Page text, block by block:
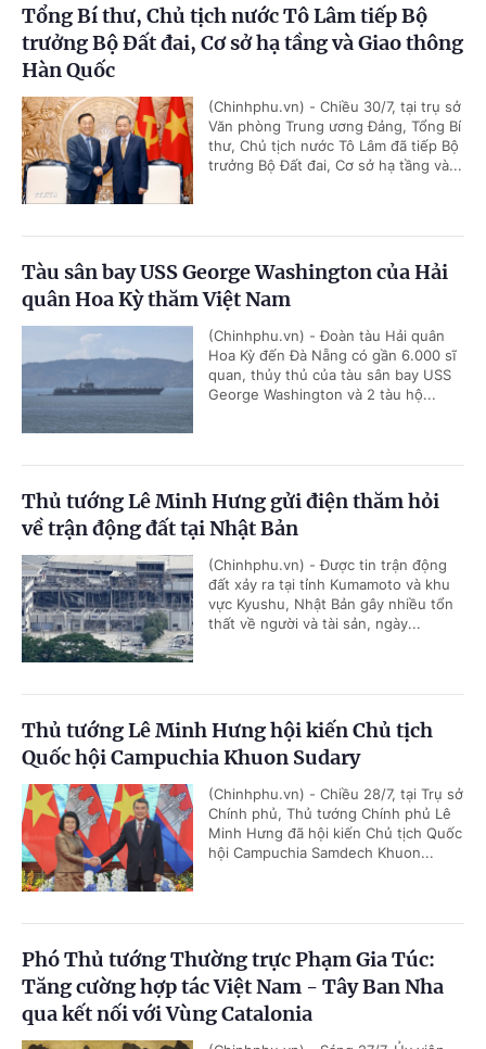
Tổng Bí thư, Chủ tịch nước Tô Lâm tiếp Bộ
trưởng Bộ Đất đai, Cơ sở hạ tầng và Giao thông
Hàn Quốc
(Chinhphu.vn) - Chiều 30/7, tại trụ sở
Văn phòng Trung ương Đảng, Tổng Bí
thư, Chủ tịch nước Tô Lâm đã tiếp Bộ
trưởng Bộ Đất đai, Cơ sở hạ tầng và...
Tàu sân bay USS George Washington của Hải
quân Hoa Kỳ thăm Việt Nam
(Chinhphu.vn) - Đoàn tàu Hải quân
Hoa Kỳ đến Đà Nẵng có gần 6.000 sĩ
quan, thủy thủ của tàu sân bay USS
George Washington và 2 tàu hộ...
Thủ tướng Lê Minh Hưng gửi điện thăm hỏi
về trận động đất tại Nhật Bản
(Chinhphu.vn) - Được tin trận động
đất xảy ra tại tỉnh Kumamoto và khu
vực Kyushu, Nhật Bản gây nhiều tổn
thất về người và tài sản, ngày...
Thủ tướng Lê Minh Hưng hội kiến Chủ tịch
Quốc hội Campuchia Khuon Sudary
(Chinhphu.vn) - Chiều 28/7, tại Trụ sở
Chính phủ, Thủ tướng Chính phủ Lê
Minh Hưng đã hội kiến Chủ tịch Quốc
hội Campuchia Samdech Khuon...
Phó Thủ tướng Thường trực Phạm Gia Túc:
Tăng cường hợp tác Việt Nam - Tây Ban Nha
qua kết nối với Vùng Catalonia